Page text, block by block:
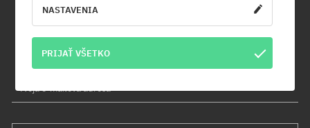
Navyše získaš zľavový kód -5 % na celú objednávku!
Tvoja e-mailová adresa
NASTAVENIA
PRIJAŤ VŠETKO